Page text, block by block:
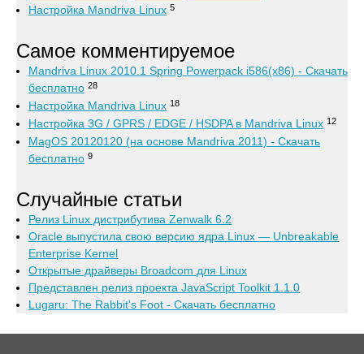
Настройка Mandriva Linux 5
Самое комментируемое
Mandriva Linux 2010.1 Spring Powerpack i586(x86) - Скачать
бесплатно 28
Настройка Mandriva Linux 18
Настройка 3G / GPRS / EDGE / HSDPA в Mandriva Linux 12
MagOS 20120120 (на основе Mandriva 2011) - Скачать
бесплатно 9
Случайные статьи
Релиз Linux дистрибутива Zenwalk 6.2
Oracle выпустила свою версию ядра Linux — Unbreakable
Enterprise Kernel
Открытые драйверы Broadcom для Linux
Представлен релиз проекта JavaScript Toolkit 1.1.0
Lugaru: The Rabbit's Foot - Скачать бесплатно